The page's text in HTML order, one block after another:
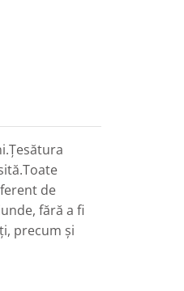
de
fără a fi
precum și